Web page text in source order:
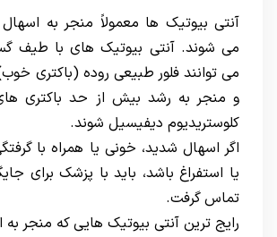
آنتی بیوتیک ها معمولاً منجر به
می شوند. آنتی بیوتیک های با طیف
می توانند فلور طبیعی روده (باکتری خوب)
و منجر به رشد بیش از حد باکتری
کلوستریدیوم دیفیسیل شوند.
اگر اسهال شدید، خونی یا همراه با
یا استفراغ باشد، باید با پزشک برای
تماس گرفت.
رایج ترین آنتی بیوتیک هایی که منجر به